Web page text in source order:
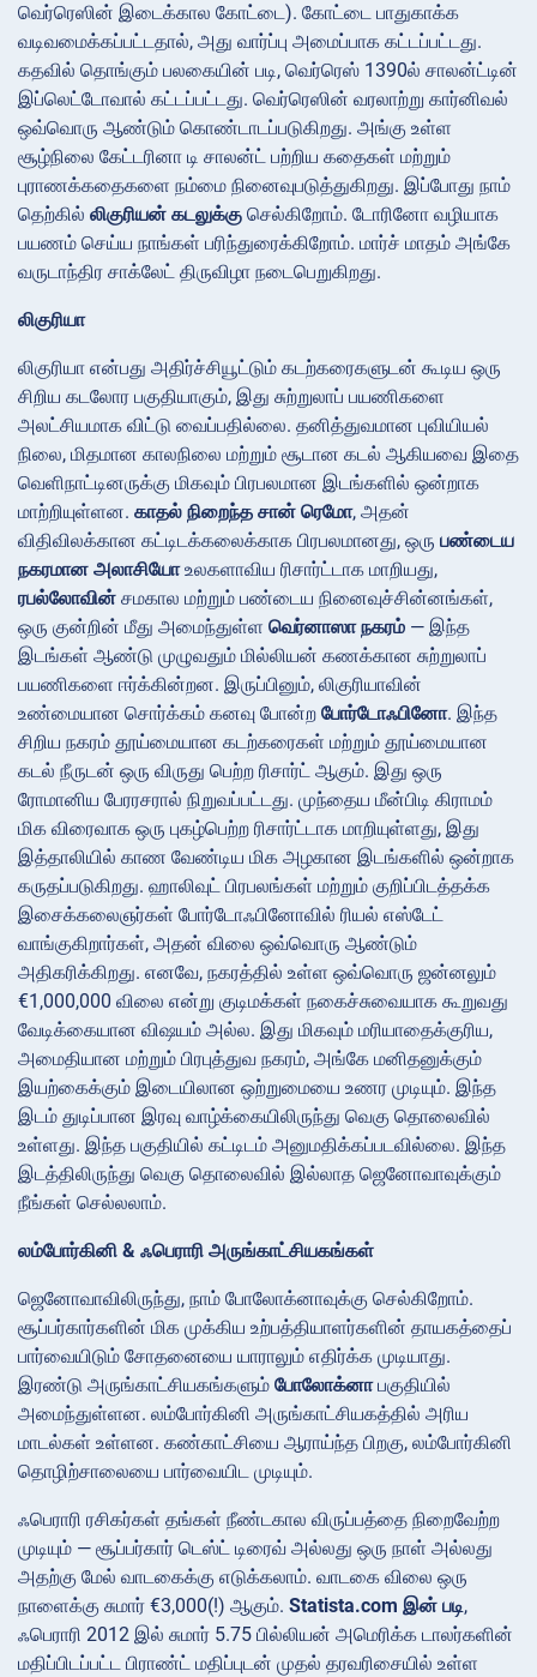
வெர்ரெஸின் இடைக்கால கோட்டை). கோட்டை பாதுகாக்க
வடிவமைக்கப்பட்டதால், அது வார்ப்பு அமைப்பாக கட்டப்பட்டது.
கதவில் தொங்கும் பலகையின் படி, வெர்ரெஸ் 1390ல் சாலன்ட்டின்
இப்லெட்டோவால் கட்டப்பட்டது. வெர்ரெஸின் வரலாற்று கார்னிவல்
ஒவ்வொரு ஆண்டும் கொண்டாடப்படுகிறது. அங்கு உள்ள
சூழ்நிலை கேட்டரினா டி சாலன்ட் பற்றிய கதைகள் மற்றும்
புராணக்கதைகளை நம்மை நினைவுபடுத்துகிறது. இப்போது நாம்
தெற்கில் லிகுரியன் கடலுக்கு செல்கிறோம். டோரினோ வழியாக
பயணம் செய்ய நாங்கள் பரிந்துரைக்கிறோம். மார்ச் மாதம் அங்கே
வருடாந்திர சாக்லேட் திருவிழா நடைபெறுகிறது.
லிகுரியா
லிகுரியா என்பது அதிர்ச்சியூட்டும் கடற்கரைகளுடன் கூடிய ஒரு
சிறிய கடலோர பகுதியாகும், இது சுற்றுலாப் பயணிகளை
அலட்சியமாக விட்டு வைப்பதில்லை. தனித்துவமான புவியியல்
நிலை, மிதமான காலநிலை மற்றும் சூடான கடல் ஆகியவை இதை
வெளிநாட்டினருக்கு மிகவும் பிரபலமான இடங்களில் ஒன்றாக
மாற்றியுள்ளன. காதல் நிறைந்த சான் ரெமோ, அதன்
விதிவிலக்கான கட்டிடக்கலைக்காக பிரபலமானது, ஒரு பண்டைய
நகரமான அலாசியோஉலகளாவிய ரிசார்ட்டாக மாறியது,
ரபல்லோவின் சமகால மற்றும் பண்டைய நினைவுச்சின்னங்கள்,
ஒரு குன்றின் மீது அமைந்துள்ள வெர்னாஸா நகரம் — இந்த
இடங்கள் ஆண்டு முழுவதும் மில்லியன் கணக்கான சுற்றுலாப்
பயணிகளை ஈர்க்கின்றன. இருப்பினும், லிகுரியாவின்
உண்மையான சொர்க்கம் கனவு போன்ற போர்டோஃபினோ. இந்த
சிறிய நகரம் தூய்மையான கடற்கரைகள் மற்றும் தூய்மையான
கடல் நீருடன் ஒரு விருது பெற்ற ரிசார்ட் ஆகும். இது ஒரு
ரோமானிய பேரரசரால் நிறுவப்பட்டது. முந்தைய மீன்பிடி கிராமம்
மிக விரைவாக ஒரு புகழ்பெற்ற ரிசார்ட்டாக மாறியுள்ளது, இது
இத்தாலியில் காண வேண்டிய மிக அழகான இடங்களில் ஒன்றாக
கருதப்படுகிறது. ஹாலிவுட் பிரபலங்கள் மற்றும் குறிப்பிடத்தக்க
இசைக்கலைஞர்கள் போர்டோஃபினோவில் ரியல் எஸ்டேட்
வாங்குகிறார்கள், அதன் விலை ஒவ்வொரு ஆண்டும்
அதிகரிக்கிறது. எனவே, நகரத்தில் உள்ள ஒவ்வொரு ஜன்னலும்
€1,000,000 விலை என்று குடிமக்கள் நகைச்சுவையாக கூறுவது
வேடிக்கையான விஷயம் அல்ல. இது மிகவும் மரியாதைக்குரிய,
அமைதியான மற்றும் பிரபுத்துவ நகரம், அங்கே மனிதனுக்கும்
இயற்கைக்கும் இடையிலான ஒற்றுமையை உணர முடியும். இந்த
இடம் துடிப்பான இரவு வாழ்க்கையிலிருந்து வெகு தொலைவில்
உள்ளது. இந்த பகுதியில் கட்டிடம் அனுமதிக்கப்படவில்லை. இந்த
இடத்திலிருந்து வெகு தொலைவில் இல்லாத ஜெனோவாவுக்கும்
நீங்கள் செல்லலாம்.
லம்போர்கினி & ஃபெராரி அருங்காட்சியகங்கள்
ஜெனோவாவிலிருந்து, நாம் போலோக்னாவுக்கு செல்கிறோம்.
சூப்பர்கார்களின் மிக முக்கிய உற்பத்தியாளர்களின் தாயகத்தைப்
பார்வையிடும் சோதனையை யாராலும் எதிர்க்க முடியாது.
இரண்டு அருங்காட்சியகங்களும் போலோக்னாபகுதியில்
அமைந்துள்ளன. லம்போர்கினி அருங்காட்சியகத்தில் அரிய
மாடல்கள் உள்ளன. கண்காட்சியை ஆராய்ந்த பிறகு, லம்போர்கினி
தொழிற்சாலையை பார்வையிட முடியும்.
ஃபெராரி ரசிகர்கள் தங்கள் நீண்டகால விருப்பத்தை நிறைவேற்ற
முடியும் — சூப்பர்கார் டெஸ்ட் டிரைவ் அல்லது ஒரு நாள் அல்லது
அதற்கு மேல் வாடகைக்கு எடுக்கலாம். வாடகை விலை ஒரு
நாளைக்கு சுமார் €3,000(!) ஆகும். Statista.com இன் படி,
ஃபெராரி 2012 இல் சுமார் 5.75 பில்லியன் அமெரிக்க டாலர்களின்
மதிப்பிடப்பட்ட பிராண்ட் மதிப்புடன் முதல் தரவரிசையில் உள்ள